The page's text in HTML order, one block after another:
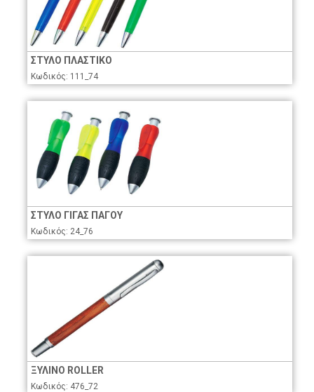
ΣΤΥΛΟ ΠΛΑΣΤΙΚΟ
Κωδικός: 111_74
ΣΤΥΛΟ ΓΙΓΑΣ ΠΑΓΟΥ
Κωδικός: 24_76
ΞΥΛΙΝΟ ROLLER
Κωδικός: 476_72